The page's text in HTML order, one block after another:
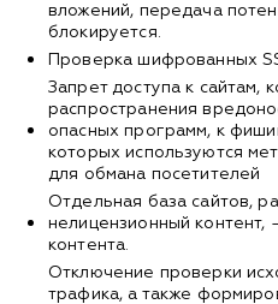
вложений, передача
блокируется.
Проверка шифрованных
Запрет доступа к сайтам,
распространения
опасных программ, к
которых используются
для обмана посетителей
Отдельная база сайтов,
нелицензионный
контента.
Отключение проверки
трафика, а также